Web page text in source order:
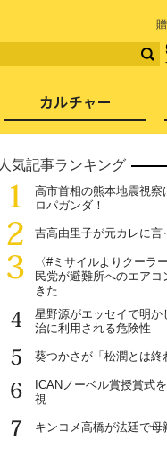
人気記事ランキング
1
高市首相の熊本地震視察
ロパガンダ！
2
吉高由里子が元カレに言
3
〈#ミサイルよりクー
民党が避難所へのエアコ
きた
4
星野源がエッセイで明か
治に利用される危険性
5
葵つかさが「松潤とは終
6
ICANノーベル賞授賞式
視
7
キンコメ高橋が法廷で母
社会